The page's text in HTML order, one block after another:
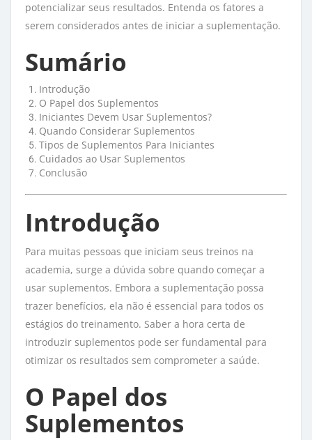
potencializar seus resultados. Entenda os fatores a
serem considerados antes de iniciar a suplementação.
Sumário
Introdução
O Papel dos Suplementos
Iniciantes Devem Usar Suplementos?
Quando Considerar Suplementos
Tipos de Suplementos Para Iniciantes
Cuidados ao Usar Suplementos
Conclusão
Introdução
Para muitas pessoas que iniciam seus treinos na
academia, surge a dúvida sobre quando começar a
usar suplementos. Embora a suplementação possa
trazer benefícios, ela não é essencial para todos os
estágios do treinamento. Saber a hora certa de
introduzir suplementos pode ser fundamental para
otimizar os resultados sem comprometer a saúde.
O Papel dos
Suplementos